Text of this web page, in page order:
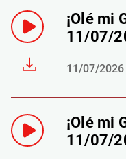
¡Olé mi
11/07/
11/07/2026
¡Olé mi
11/07/